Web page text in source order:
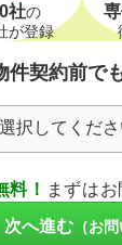
社の
が登録
件契約前で
料！ まずは
次へ進む （お